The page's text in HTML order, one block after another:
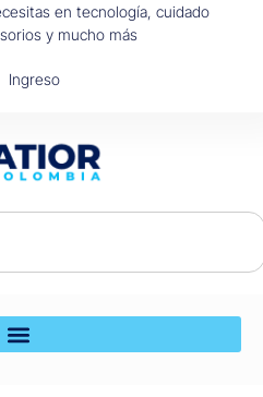
en tecnología, cuidado
y mucho más
Ingreso